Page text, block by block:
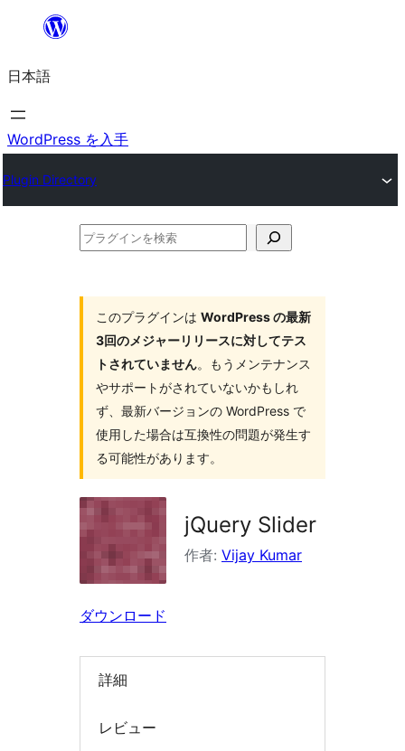
を
ス
キ
プ
日本語
WordPress を入手
Plugin Directory
プ
このプラグインは WordPress の最新
3回のメジャーリリースに対してテス
トされていません。もうメンテナンス
やサポートがされていないかもしれ
ず、最新バージョンの WordPress で
使用した場合は互換性の問題が発生す
る可能性があります。
jQuery Slider
作者: Vijay Kumar
ダウンロード
詳細
レビュー